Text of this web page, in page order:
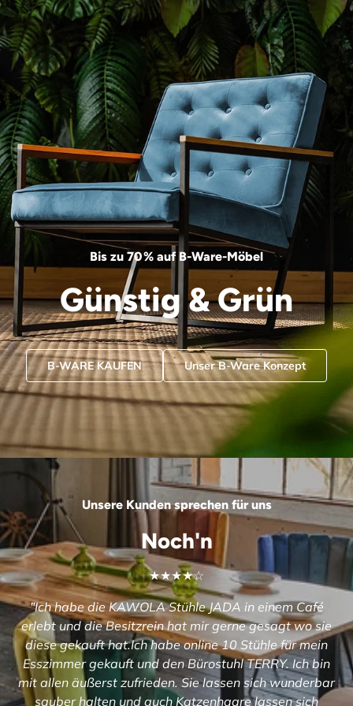
Bis zu 70 % auf B-Ware-Möbel
Günstig & Grün
B-WARE KAUFEN Unser B-Ware Konzept
Unsere Kunden sprechen für uns
Noch'n
★★★★☆
"Ich habe die KAWOLA Stühle JADA in einem Café
erlebt und die Besitzrein hat mir gerne gesagt wo sie
diese gekauft hat.Ich habe online 10 Stühle für mein
Esszimmer gekauft und den Bürostuhl TERRY. Ich bin
mit allen äußerst zufrieden. Sie lassen sich wunderbar
sauber halten und auch Katzenhaare lassen sich